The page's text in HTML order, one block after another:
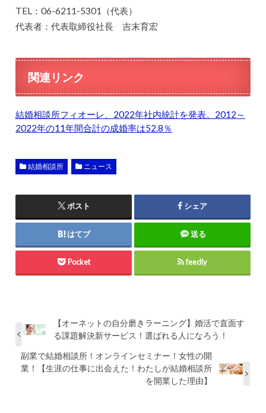
TEL：06-6211-5301（代表）
代表者：代表取締役社長 吉末育宏
関連リンク
結婚相談所フィオーレ、2022年社内統計を発表。2012～
2022年の11年間合計の成婚率は52.8％
結婚相談所 ニュース
ポスト シェア
はてブ 送る
Pocket feedly
【オーネットの自分磨きラーニング】婚活で直面す
る課題解決新サービス！選ばれる人になろう！
副業で結婚相談所！オンラインセミナー！女性の開
業！【生涯の仕事に出会えた！わたしが結婚相談所
を開業した理由】